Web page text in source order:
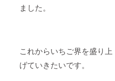
ました。
これからいちご界を盛り上
げていきたいです。